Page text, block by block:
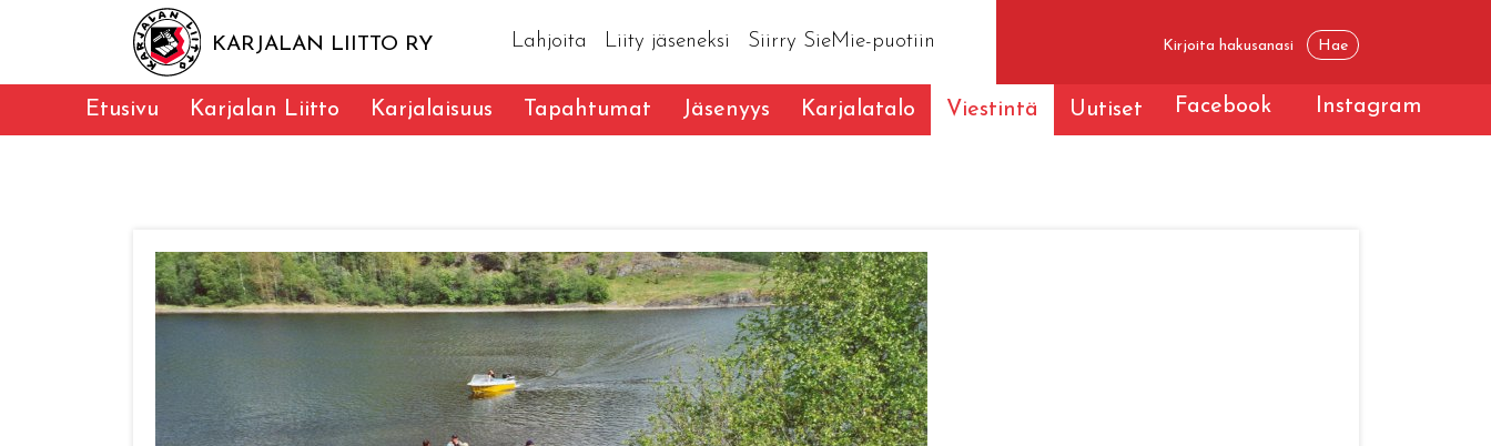
KARJALAN LIITTO RY Lahjoita Liity jäseneksi Siirry SieMie-puotiin
Etusivu Karjalan Liitto Karjalaisuus Tapahtumat Jäsenyys Karjalatalo Viestintä Uutiset Facebook Instagram